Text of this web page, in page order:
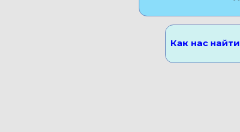
Как нас найти